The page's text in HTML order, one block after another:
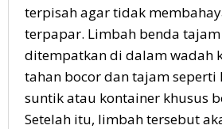
terpisah agar tidak
terpapar. Limbah benda
ditempatkan di dalam wadah
tahan bocor dan tajam
suntik atau kontainer khusus
Setelah itu, limbah tersebut